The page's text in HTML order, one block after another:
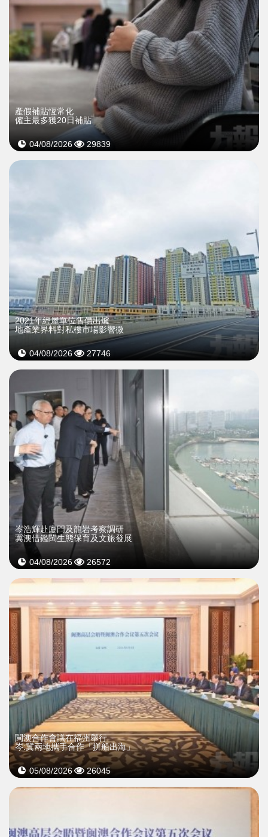
產假補貼恆常化
僱主最多獲20日補貼
04/08/2026 29839
2021年經屋單位售價出爐
地產業界料對私樓市場影響微
04/08/2026 27746
岑浩輝赴廈門及龍岩考察調研
冀澳借鑑閩生態保育及文旅發展
04/08/2026 26572
閩澳合作會議在福州舉行
岑:冀兩地攜手合作「拼船出海」
05/08/2026 26045